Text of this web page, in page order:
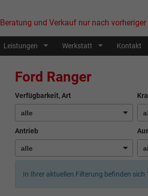
Beratung und Verkauf nur nach
Leistungen Werkstatt Kontakt
Ford Ranger
Verfügbarkeit, Art
Antrieb
In Ihrer aktuellen Filterung befinden sich